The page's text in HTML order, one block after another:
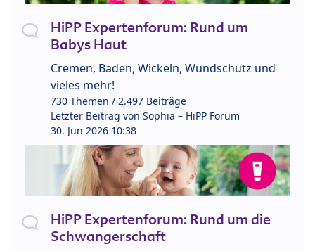
HiPP Expertenforum: Rund um
Babys Haut
Cremen, Baden, Wickeln, Wundschutz und
vieles mehr!
730 Themen / 2.497 Beiträge
Letzter Beitrag von Sophia – HiPP Forum
30. Jun 2026 10:38
HiPP Expertenforum: Rund um die
Schwangerschaft